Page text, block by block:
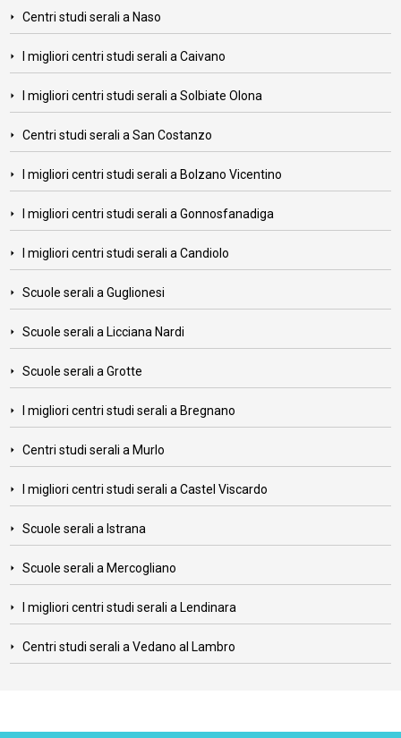
Centri studi serali a Naso
I migliori centri studi serali a Caivano
I migliori centri studi serali a Solbiate Olona
Centri studi serali a San Costanzo
I migliori centri studi serali a Bolzano Vicentino
I migliori centri studi serali a Gonnosfanadiga
I migliori centri studi serali a Candiolo
Scuole serali a Guglionesi
Scuole serali a Licciana Nardi
Scuole serali a Grotte
I migliori centri studi serali a Bregnano
Centri studi serali a Murlo
I migliori centri studi serali a Castel Viscardo
Scuole serali a Istrana
Scuole serali a Mercogliano
I migliori centri studi serali a Lendinara
Centri studi serali a Vedano al Lambro